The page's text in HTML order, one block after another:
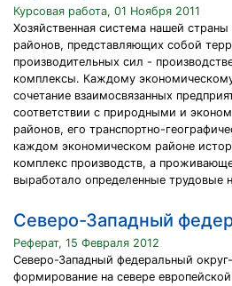
Курсовая работа, 01 Ноября 2011
Хозяйственная система нашей
районов, представляющих собой
производительных сил -
комплексы. Каждому
сочетание взаимосвязанных
соответствии с природными и
районов, его транспортно-
каждом экономическом районе
комплекс производств, а
выработало определенные трудовые
Северо-Западный
Реферат, 15 Февраля 2012
Северо-Западный федеральный
формирование на севере